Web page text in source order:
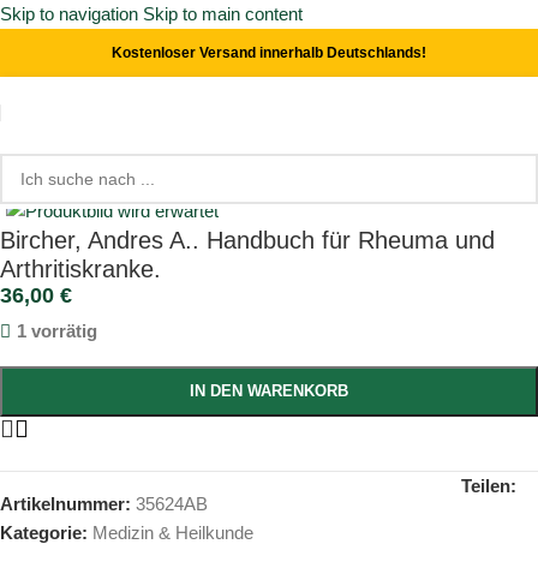
Skip to navigation Skip to main content
Kostenloser Versand innerhalb Deutschlands!
Start/ Medizin & Heilkunde
Click to enlarge
Bircher, Andres A.. Handbuch für Rheuma und
Arthritiskranke.
36,00 €
1 vorrätig
IN DEN WARENKORB
Artikelnummer: 35624AB
Kategorie: Medizin & Heilkunde
Teilen: